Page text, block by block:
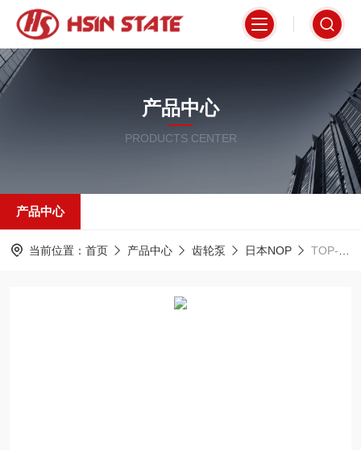
产品中心
PRODUCTS CENTER
产品中心
当前位置： 首页 产品中心 齿轮泵 日本NOP TOP-12MAVB日本NOP给油泵齿轮泵